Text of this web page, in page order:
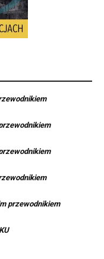
przewodnikiem